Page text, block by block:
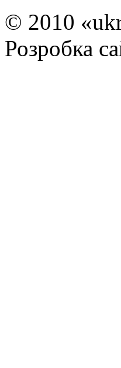
© 2010
Розробка